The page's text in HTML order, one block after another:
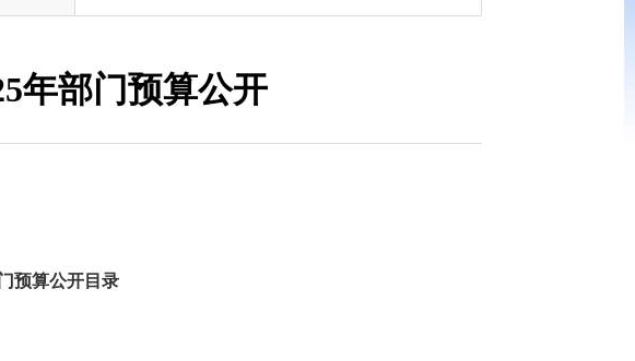
年部门预算公开
预算公开目录